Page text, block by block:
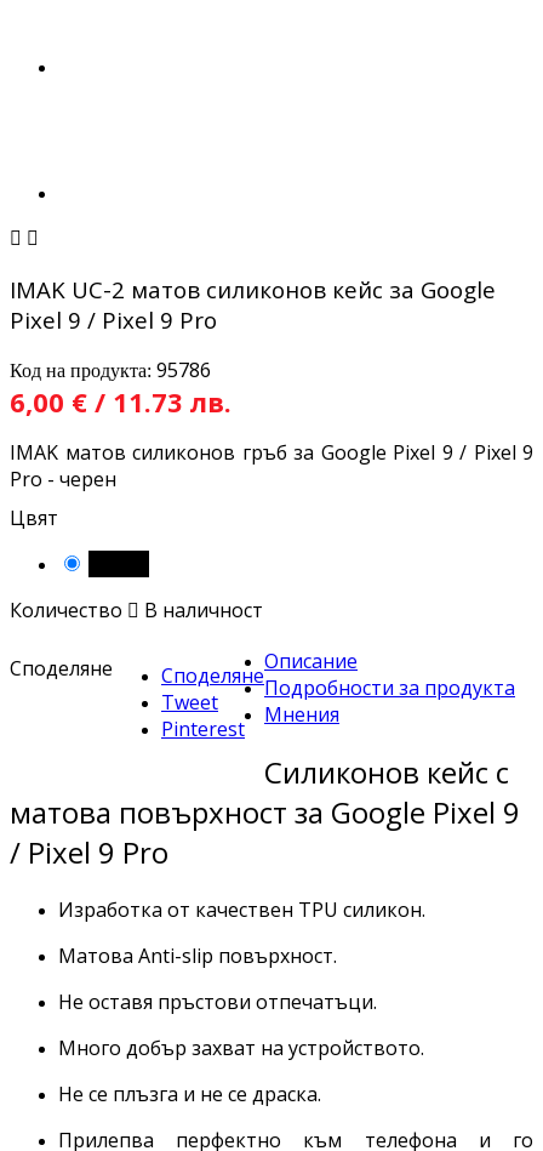
 
IMAK UC-2 матов силиконов кейс за Google
Pixel 9 / Pixel 9 Pro
Код на продукта: 95786
6,00 € / 11.73 лв.
IMAK матов силиконов гръб за Google Pixel 9 / Pixel 9
Pro - черен
Цвят
Количество  В наличност
Споделяне
Споделяне
Tweet
Pinterest
Описание
Подробности за продукта
Мнения
Силиконов кейс с
матова повърхност за Google Pixel 9
/ Pixel 9 Pro
Изработка от качествен TPU силикон.
Матова Anti-slip повърхност.
Не оставя пръстови отпечатъци.
Много добър захват на устройството.
Не се плъзга и не се драска.
Прилепва перфектно към телефона и го